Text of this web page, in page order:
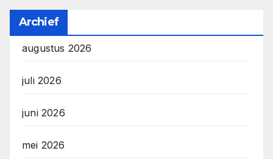
Archief
augustus 2026
juli 2026
juni 2026
mei 2026